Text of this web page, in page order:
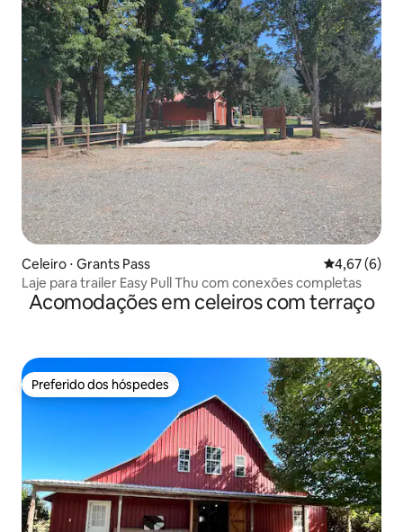
Celeiro ⋅ Grants Pass 4,67 de uma
4,67 (6)
Laje para trailer Easy Pull Thu com conexões completas
Acomodações em celeiros com terraço
Preferido dos hóspedes
Preferido dos hóspedes